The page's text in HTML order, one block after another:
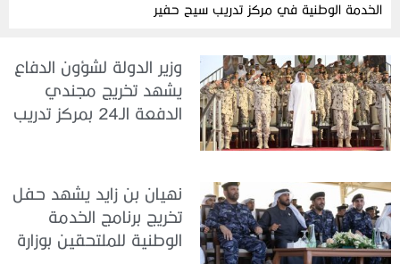
الخدمة الوطنية في مركز تدريب سيح حفير
وزير الدولة لشؤون الدفاع
يشهد تخريج مجندي
الدفعة الـ24 بمركز تدريب
نهيان بن زايد يشهد حفل
تخريج برنامج الخدمة
الوطنية للملتحقين بوزارة